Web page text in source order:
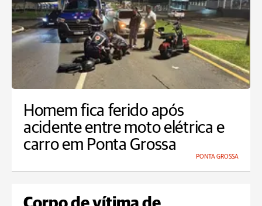
Homem fica ferido após
acidente entre moto elétrica e
carro em Ponta Grossa
PONTA GROSSA